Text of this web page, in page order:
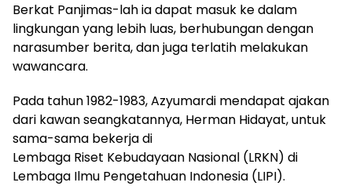
Berkat Panjimas-lah ia dapat masuk ke dalam
lingkungan yang lebih luas, berhubungan dengan
narasumber berita, dan juga terlatih melakukan
wawancara.
Pada tahun 1982-1983, Azyumardi mendapat ajakan
dari kawan seangkatannya, Herman Hidayat, untuk
sama-sama bekerja di
Lembaga Riset Kebudayaan Nasional (LRKN) di
Lembaga Ilmu Pengetahuan Indonesia (LIPI).